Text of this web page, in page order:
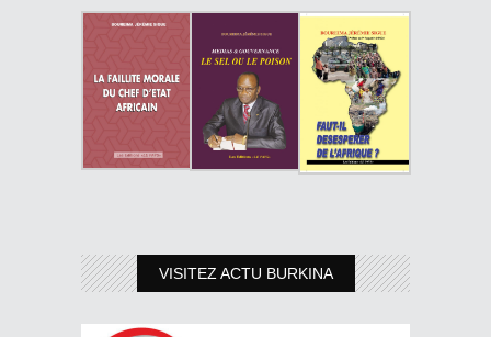
VISITEZ ACTU BURKINA